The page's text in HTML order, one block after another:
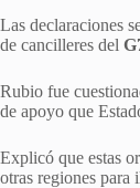
Las declaraciones
de cancilleres del
Rubio fue
de apoyo que
Explicó que estas
otras regiones para